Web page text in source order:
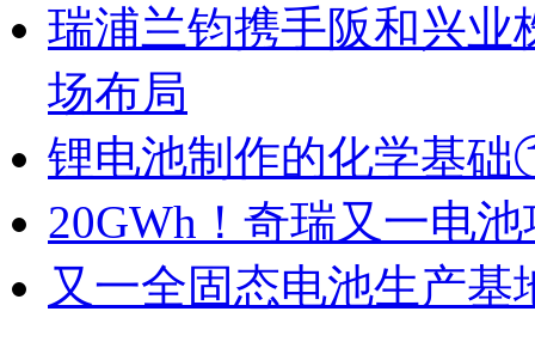
瑞浦兰钧携手阪和兴业
场布局
锂电池制作的化学基
20GWh！奇瑞又一电
又一全固态电池生产基